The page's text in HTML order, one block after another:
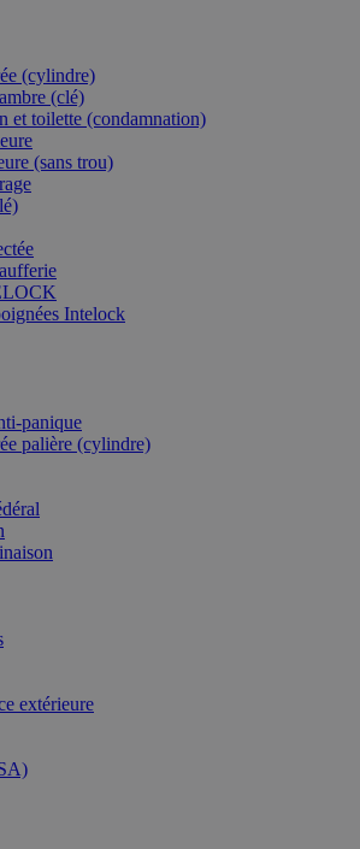
(cylindre)
(clé)
et toilette (condamnation)
(sans trou)
Intelock
panique
palière (cylindre)
extérieure